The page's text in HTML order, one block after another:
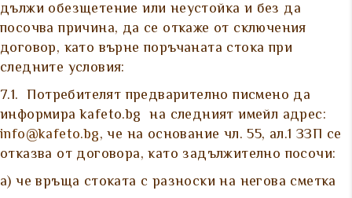
дължи обезщетение или неустойка и без да
посочва причина, да се откаже от сключения
договор, като върне поръчаната стока при
следните условия:
7.1. Потребителят предварително писмено да
информира kafeto.bg на следният имейл адрес:
info@kafeto.bg, че на основание чл. 55, ал.1 ЗЗП се
отказва от договора, като задължително посочи:
а) че връща стоката с разноски на негова сметка